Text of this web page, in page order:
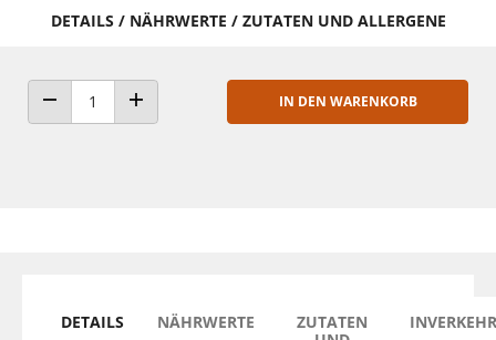
DETAILS / NÄHRWERTE / ZUTATEN UND ALLERGENE
ANZAHL VERRINGERNANZAHL ERHÖHEN
IN DEN WARENKORB
DETAILS NÄHRWERTE
ZUTATEN